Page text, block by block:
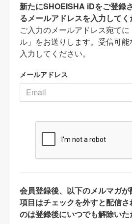
新たにSHOEISHA iDをご登録
るメールアドレスを入力してく
ご入力のメールアドレス宛て
ル」をお送りします。受信可
入力してください。
メールアドレス
会員登録後、以下のメルマガ
項目はチェックを外すと配信
のは登録後にいつでも解除いた